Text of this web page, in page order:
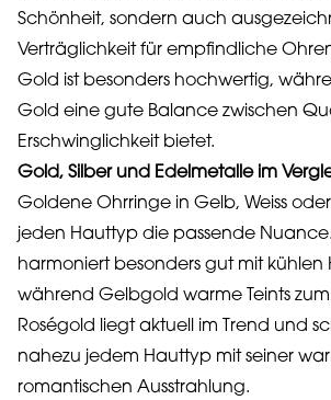
Schönheit, sondern auch
Verträglichkeit für empfindliche
Gold ist besonders hochwertig,
Gold eine gute Balance zwischen
Erschwinglichkeit bietet.
Gold, Silber und Edelmetalle im
Goldene Ohrringe in Gelb, Weiss
jeden Hauttyp die passende Nuance.
harmoniert besonders gut mit kühlen
während Gelbgold warme Teints
Roségold liegt aktuell im Trend und
nahezu jedem Hauttyp mit seiner
romantischen Ausstrahlung.